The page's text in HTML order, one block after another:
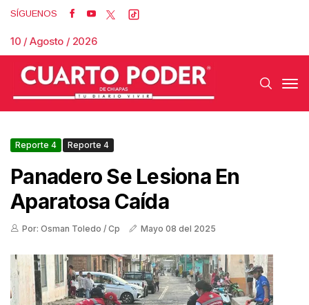
SÍGUENOS
10 / Agosto / 2026
Reporte 4 Reporte 4
Panadero Se Lesiona En
Aparatosa Caída
Por: Osman Toledo / Cp Mayo 08 del 2025